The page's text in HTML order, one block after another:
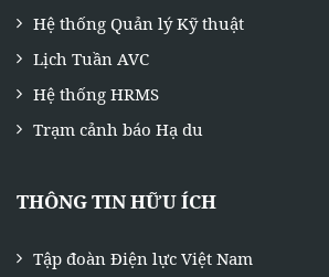
Hệ thống Quản lý Kỹ thuật
Lịch Tuần AVC
Hệ thống HRMS
Trạm cảnh báo Hạ du
THÔNG TIN HỮU ÍCH
Tập đoàn Điện lực Việt Nam